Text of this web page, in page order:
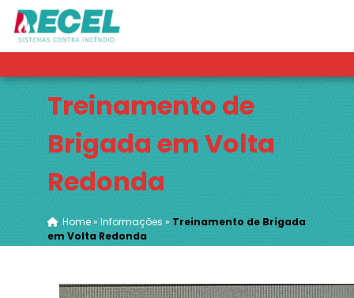
Treinamento de
Brigada em Volta
Redonda
Home» Informações » Treinamento de Brigada
em Volta Redonda